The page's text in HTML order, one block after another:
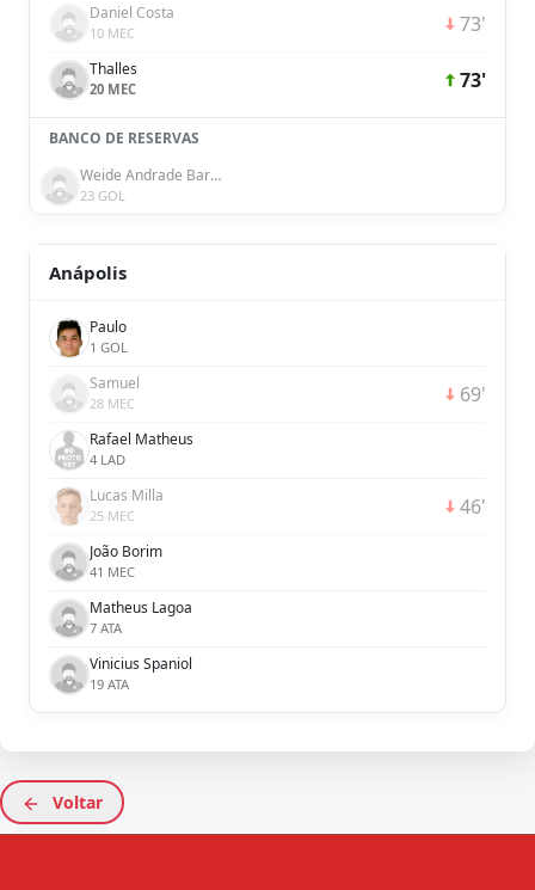
Daniel Costa
10 MEC 73'
Thalles
20 MEC 73'
BANCO DE RESERVAS
Weide Andrade Barbosa
23 GOL
Anápolis
Paulo
1 GOL
Samuel
28 MEC 69'
Rafael Matheus
4 LAD
Lucas Milla
25 MEC 46'
João Borim
41 MEC
Matheus Lagoa
7 ATA
Vinicius Spaniol
19 ATA
Voltar